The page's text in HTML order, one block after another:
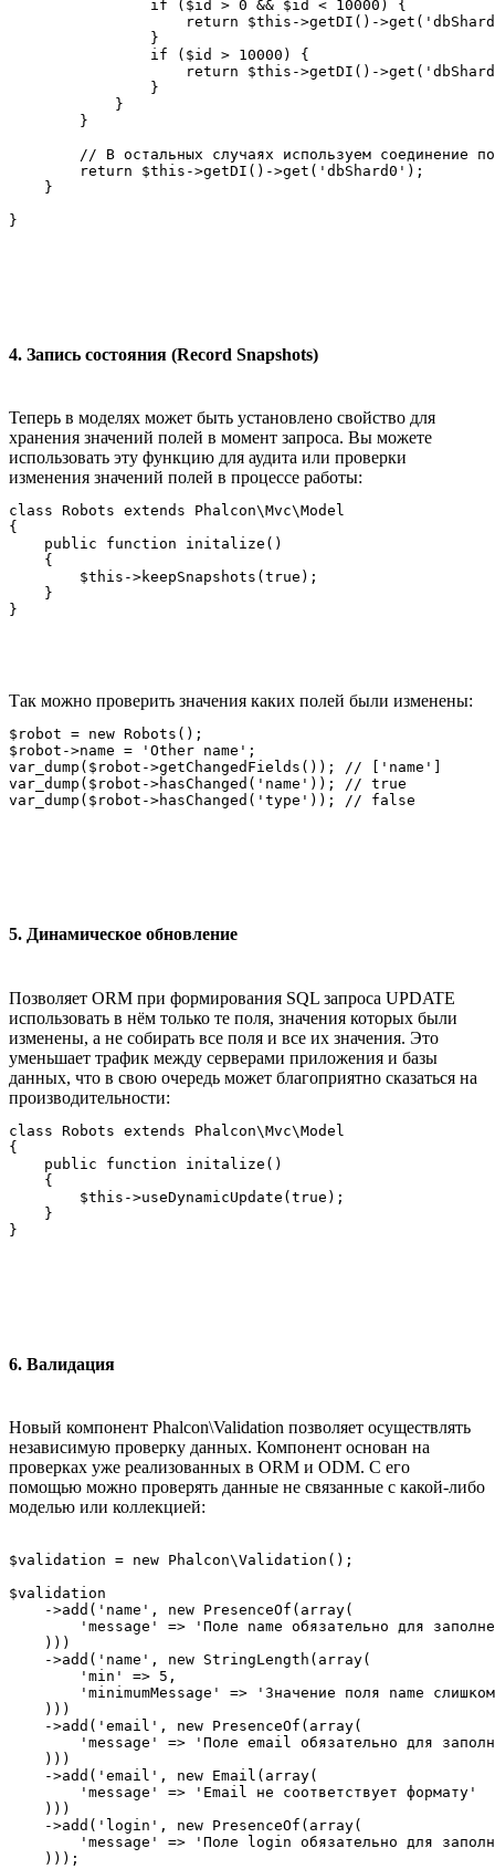
                if ($id > 0 && $id < 10000) {
return $this->getDI()-
                }
                if ($id > 10000) {
return $this->getDI()-
                }
            }
        }
// В остальных случаях используем соединение
        return $this->getDI()->get('dbShard0');
    }
4. Запись состояния (Record Snapshots)
Теперь в моделях может быть установлено свойство для
хранения значений полей в момент запроса. Вы можете
использовать эту функцию для аудита или проверки
изменения значений полей в процессе работы:
class Robots extends Phalcon\Mvc\Model
{
    public function initalize()
    {
        $this->keepSnapshots(true);
    }
Так можно проверить значения каких полей были изменены:
$robot = new Robots();
$robot->name = 'Other name';
var_dump($robot->getChangedFields()); // ['name']
var_dump($robot->hasChanged('name')); // true
5. Динамическое обновление
Позволяет ORM при формирования SQL запроса UPDATE
использовать в нём только те поля, значения которых были
изменены, а не собирать все поля и все их значения. Это
уменьшает трафик между серверами приложения и базы
данных, что в свою очередь может благоприятно сказаться на
производительности:
class Robots extends Phalcon\Mvc\Model
{
    public function initalize()
    {
        $this->useDynamicUpdate(true);
    }
6. Валидация
Новый компонент Phalcon\Validation позволяет осуществлять
независимую проверку данных. Компонент основан на
проверках уже реализованных в ORM и ODM. С его
помощью можно проверять данные не связанные с какой-либо
моделью или коллекцией:
$validation = new Phalcon\Validation();
$validation
    ->add('name', new PresenceOf(array(
'message' => 'Поле name обязательно для
    )))
    ->add('name', new StringLength(array(
        'min' => 5,
'minimumMessage' => 'Значение поля name
    )))
    ->add('email', new PresenceOf(array(
'message' => 'Поле email обязательно для
    )))
    ->add('email', new Email(array(
        'message' => 'Email не соответствует формату'
    )))
    ->add('login', new PresenceOf(array(
'message' => 'Поле login обязательно для
    )));